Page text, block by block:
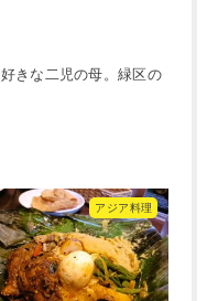
きな二児の母。緑区の
アジア料理